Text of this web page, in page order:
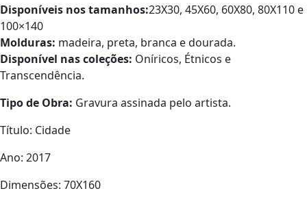
Disponíveis nos tamanhos:23X30, 45X60, 60X80, 80X110 e
100×140
Molduras: madeira, preta, branca e dourada.
Disponível nas coleções: Oníricos, Étnicos e
Transcendência.
Tipo de Obra: Gravura assinada pelo artista.
Título: Cidade
Ano: 2017
Dimensões: 70X160